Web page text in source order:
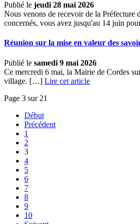
Publié le jeudi 28 mai 2026
Nous venons de recevoir de la Préfecture
concernés, vous avez jusqu'au 14 juin
Réunion sur la mise en valeur des
Publié le samedi 9 mai 2026
Ce mercredi 6 mai, la Mairie de Cordes
village. […] Lire cet article
Page 3 sur 21
Début
Précédent
1
2
3
4
5
6
7
8
9
10